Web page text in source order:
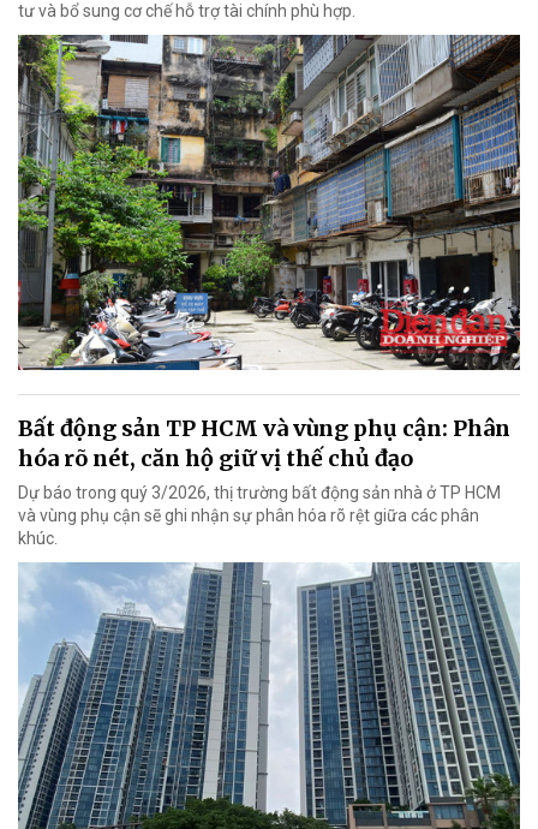
tư và bổ sung cơ chế hỗ trợ tài chính phù hợp.
Bất động sản TP HCM và vùng phụ cận: Phân
hóa rõ nét, căn hộ giữ vị thế chủ đạo
Dự báo trong quý 3/2026, thị trường bất động sản nhà ở TP HCM
và vùng phụ cận sẽ ghi nhận sự phân hóa rõ rệt giữa các phân
khúc.